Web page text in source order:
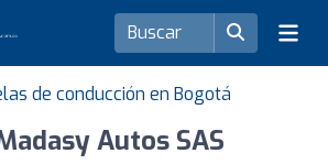
de conducción en Bogotá
Autos SAS